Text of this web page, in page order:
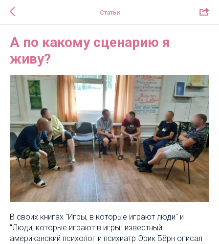
Статьи
А по какому сценарию я
живу?
В своих книгах "Игры, в которые играют люди" и
"Люди, которые играют в игры" известный
американский психолог и психиатр Эрик Бёрн описал